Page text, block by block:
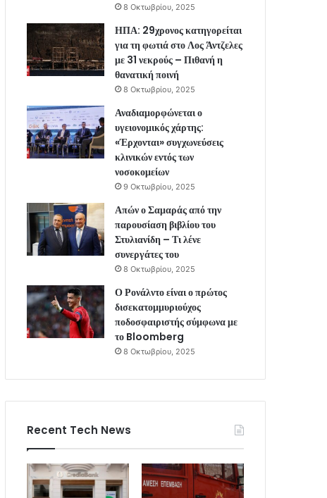
8 Οκτωβρίου, 2025
ΗΠΑ: 29χρονος κατηγορείται
για τη φωτιά στο Λος Άντζελες
με 31 νεκρούς – Πιθανή η
θανατική ποινή
8 Οκτωβρίου, 2025
Αναδιαμορφώνεται ο
υγειονομικός χάρτης:
«Έρχονται» συγχωνεύσεις
κλινικών εντός των
νοσοκομείων
9 Οκτωβρίου, 2025
Απών ο Σαμαράς από την
παρουσίαση βιβλίου του
Στυλιανίδη – Τι λένε
συνεργάτες του
8 Οκτωβρίου, 2025
Ο Ρονάλντο είναι ο πρώτος
δισεκατομμυριούχος
ποδοσφαιριστής σύμφωνα με
το Bloomberg
8 Οκτωβρίου, 2025
Recent Tech News